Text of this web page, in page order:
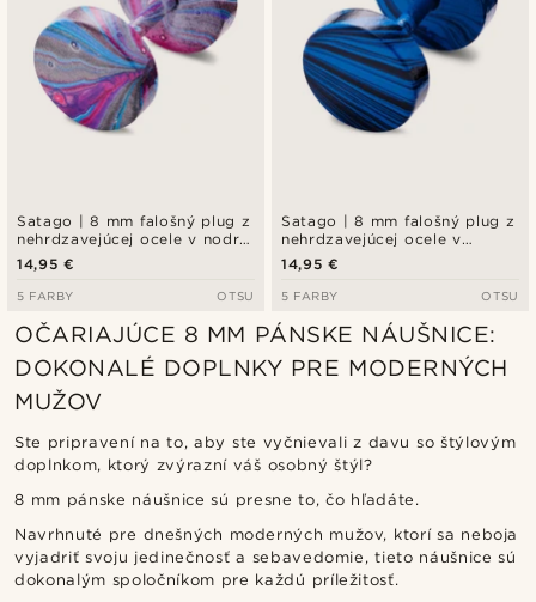
Satago | 8 mm falošný plug z
nehrdzavejúcej ocele v nodrej
a ružovej farbe
14,95 €
5 FARBY OTSU
Satago | 8 mm falošný plug z
nehrdzavejúcej ocele v
čiernej a modrej farbe
14,95 €
5 FARBY OTSU
OČARIAJÚCE 8 MM PÁNSKE NÁUŠNICE:
DOKONALÉ DOPLNKY PRE MODERNÝCH
MUŽOV
Ste pripravení na to, aby ste vyčnievali z davu so štýlovým
doplnkom, ktorý zvýrazní váš osobný štýl?
8 mm pánske náušnice sú presne to, čo hľadáte.
Navrhnuté pre dnešných moderných mužov, ktorí sa neboja
vyjadriť svoju jedinečnosť a sebavedomie, tieto náušnice sú
dokonalým spoločníkom pre každú príležitosť.